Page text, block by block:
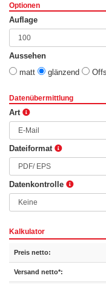
Optionen
Auflage
Aussehen
matt
glänzend
Datenübermittlung
Art
Dateiformat
Datenkontrolle
Kalkulator
Preis netto:
Versand netto*: